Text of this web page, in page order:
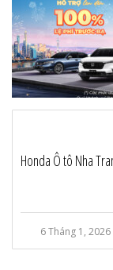
Honda Ô tô Nha
6 Tháng 1, 2026